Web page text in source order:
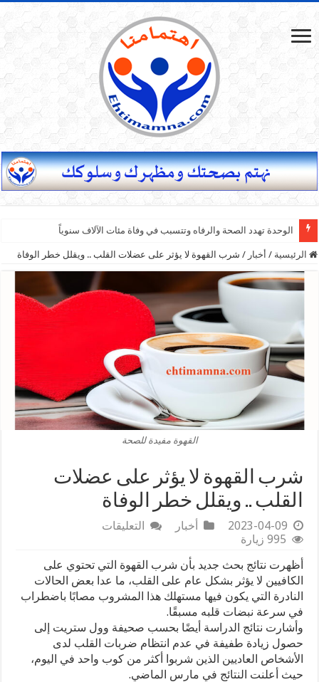
الوحدة تهدد الصحة والرفاه وتتسبب في وفاة مئات الآلاف سنوياً
الرئيسية / أخبار / شرب القهوة لا يؤثر على عضلات القلب .. ويقلل خطر الوفاة
القهوة مفيدة للصحة
شرب القهوة لا يؤثر على عضلات
القلب .. ويقلل خطر الوفاة
2023-04-09 أخبار التعليقات
لا
يؤثر
عضلات
القلب
..
ويقلل
خطر
995 زيارة
أظهرت نتائج بحث جديد بأن شرب القهوة التي تحتوي على
الكافيين لا يؤثر بشكل عام على القلب، ما عدا بعض الحالات
النادرة التي يكون فيها مستهلك هذا المشروب مصابًا باضطراب
في سرعة نبضات قلبه مسبقًا.
وأشارت نتائج الدراسة أيضًا بحسب صحيفة وول ستريت إلى
حصول زيادة طفيفة في عدم انتظام ضربات القلب لدى
الأشخاص العاديين الذين شربوا أكثر من كوب واحد في اليوم،
حيث أعلنت النتائج في مارس الماضي.